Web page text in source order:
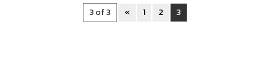
3 of 3 « 1 2 3